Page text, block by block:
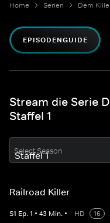
Home Serien Dem
EPISODENGUIDE
Stream die Serie
Staffel 1
Select Season
Railroad Killer
S1 Ep.1 • 43 Min. • HD
16